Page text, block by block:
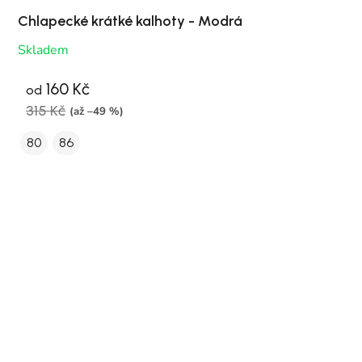
Chlapecké krátké kalhoty - Modrá
Skladem
od 160 Kč
315 Kč (až –49 %)
80 86